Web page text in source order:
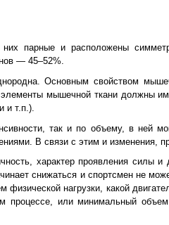
парные и расположены
— 45–52%.
Основным свойством
мышечной ткани должны
и т.п.).
так и по объему, в ней
В связи с этим и изменения,
характер проявления силы
снижаться и спортсмен не
нагрузки, какой
процессе, или минимальный